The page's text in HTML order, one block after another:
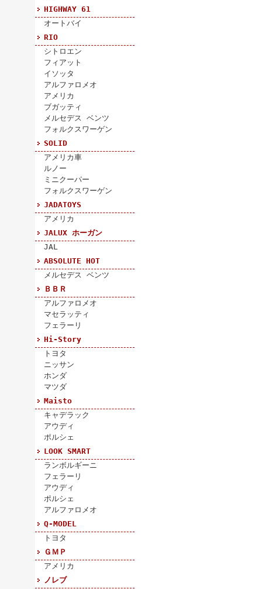
HIGHWAY 61
オートバイ
RIO
シトロエン
フィアット
イソッタ
アルファロメオ
アメリカ
ブガッティ
メルセデス ベンツ
フォルクスワーゲン
SOLID
アメリカ車
ルノー
ミニクーパー
フォルクスワーゲン
JADATOYS
アメリカ
JALUX ホーガン
JAL
ABSOLUTE HOT
メルセデス ベンツ
ＢＢＲ
アルファロメオ
マセラッティ
フェラーリ
Hi-Story
トヨタ
ニッサン
ホンダ
マツダ
Maisto
キャデラック
アウディ
ポルシェ
LOOK SMART
ランボルギーニ
フェラーリ
アウディ
ポルシェ
アルファロメオ
Q-MODEL
トヨタ
ＧＭＰ
アメリカ
ノレブ